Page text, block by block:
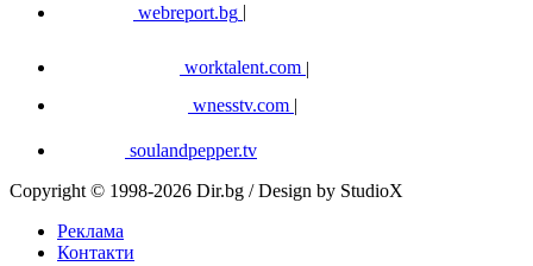
webreport.bg
worktalent.com |
wnesstv.com |
soulandpepper.tv
Copyright © 1998-2026 Dir.bg / Design by StudioX
Реклама
Контакти